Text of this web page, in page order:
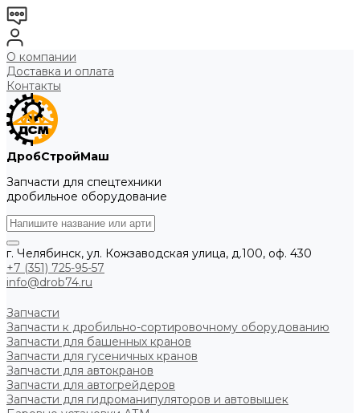
О компании
Доставка и оплата
Контакты
ДробСтройМаш
Запчасти для спецтехники
дробильное оборудование
г. Челябинск, ул. Кожзаводская улица, д.100, оф. 430
+7 (351) 725-95-57
info@drob74.ru
Запчасти
Запчасти к дробильно-сортировочному оборудованию
Запчасти для башенных кранов
Запчасти для гусеничных кранов
Запчасти для автокранов
Запчасти для автогрейдеров
Запчасти для гидроманипуляторов и автовышек